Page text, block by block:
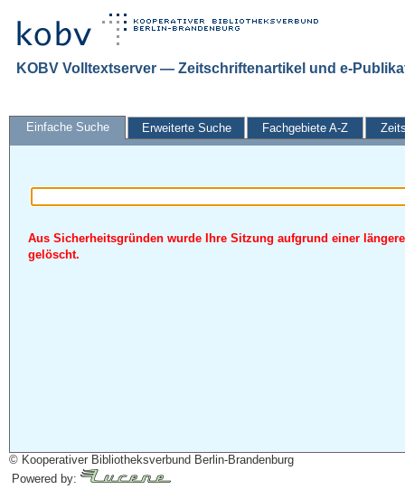
KOBV Volltextserver — Zeitschriftenartikel und e-
Einfache Suche Erweiterte Suche Fachgebiete A-Z
Aus Sicherheitsgründen wurde Ihre Sitzung aufgrund einer
gelöscht.
© Kooperativer Bibliotheksverbund Berlin-Brandenburg
Powered by: